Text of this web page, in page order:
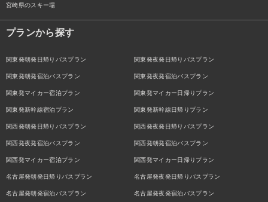
宮崎県のスキー場
プランから探す
関東発朝発日帰りバスプラン 関東発夜発日帰りバスプラン
関東発朝発宿泊バスプラン 関東発夜発宿泊バスプラン
関東発マイカー宿泊プラン 関東発マイカー日帰りプラン
関東発新幹線宿泊プラン 関東発新幹線日帰りプラン
関西発朝発日帰りバスプラン 関西発夜発日帰りバスプラン
関西発夜発宿泊バスプラン 関西発朝発宿泊バスプラン
関西発マイカー宿泊プラン 関西発マイカー日帰りプラン
名古屋発朝発日帰りバスプラン 名古屋発夜発日帰りバスプラン
名古屋発朝発宿泊バスプラン 名古屋発夜発宿泊バスプラン